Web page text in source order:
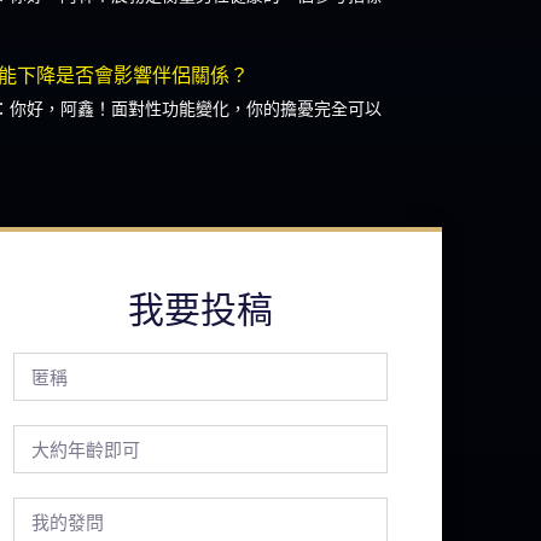
下降是否會影響伴侶關係？
你好，阿鑫！面對性功能變化，你的擔憂完全可以
我要投稿